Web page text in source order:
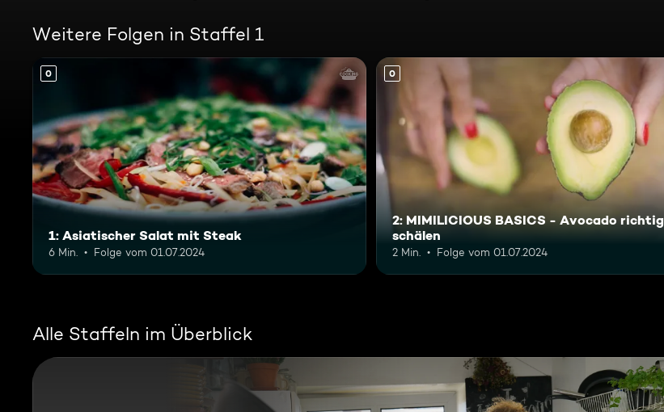
Weitere Folgen in Staffel 1
0
1: Asiatischer Salat mit Steak
6 Min. Folge vom 01.07.2024
0
2: MIMILICIOUS BASICS - Avocado richtig
schälen
2 Min. Folge vom 01.07.2024
Alle Staffeln im Überblick